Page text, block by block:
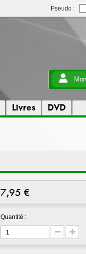
Pseudo :
Livres DVD
7,95 €
Quantité :